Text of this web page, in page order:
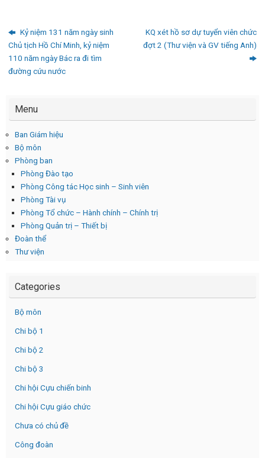
Kỷ niệm 131 năm ngày sinh
Chủ tịch Hồ Chí Minh, kỷ niệm
110 năm ngày Bác ra đi tìm
đường cứu nước
KQ xét hồ sơ dự tuyển viên chức
đợt 2 (Thư viện và GV tiếng Anh)
Menu
Ban Giám hiệu
Bộ môn
Phòng ban
Phòng Đào tạo
Phòng Công tác Học sinh – Sinh viên
Phòng Tài vụ
Phòng Tổ chức – Hành chính – Chính trị
Phòng Quản trị – Thiết bị
Đoàn thể
Thư viện
Categories
Bộ môn
Chi bộ 1
Chi bộ 2
Chi bộ 3
Chi hội Cựu chiến binh
Chi hội Cựu giáo chức
Chưa có chủ đề
Công đoàn